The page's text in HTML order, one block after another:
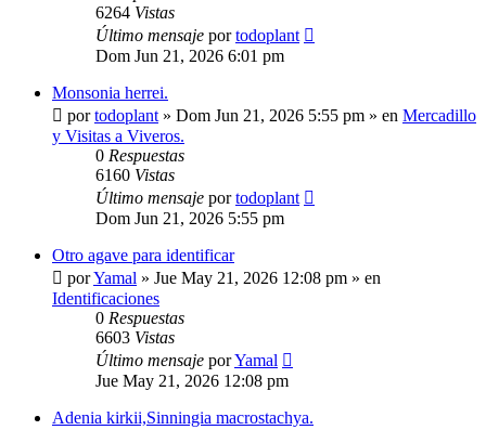
6264 Vistas
Último mensaje portodoplant
Dom Jun 21, 2026 6:01 pm
Monsonia herrei.
portodoplant » Dom Jun 21, 2026 5:55 pm » en Mercadillo
y Visitas a Viveros.
0 Respuestas
6160 Vistas
Último mensaje portodoplant
Dom Jun 21, 2026 5:55 pm
Otro agave para identificar
porYamal » Jue May 21, 2026 12:08 pm » en
Identificaciones
0 Respuestas
6603 Vistas
Último mensaje porYamal
Jue May 21, 2026 12:08 pm
Adenia kirkii,Sinningia macrostachya.